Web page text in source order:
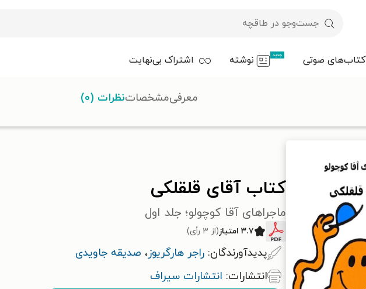
کتاب‌های صوتی جدید نوشته اشتراک بی‌نهایت
کتاب آقای قلقلکی
ماجراهای آقا کوچولو؛ جلد اول
۳.۷ امتیاز (از ۳ رأی)
پدیدآورندگان: راجر هارگریوز، صدیقه جاویدی
انتشارات: انتشارات سیراف
معرفیمشخصاتنظرات (۰)